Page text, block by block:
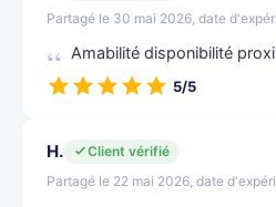
Partagé le 30 mai 2026, date
Amabilité disponibilité
5/5
H.
Client vérifié
Partagé le 22 mai 2026, date